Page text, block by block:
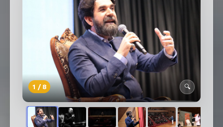
1 /8 🔍
SEBİK
NÖBETÇI ECZANELER
SABSIS - AFET
TRAFIKPARK
KÜREK
PARKLAR